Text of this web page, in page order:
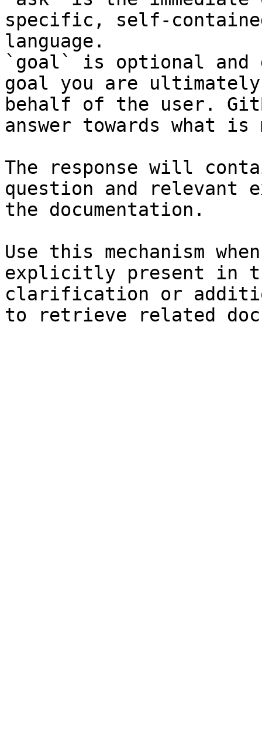
specific, self-
language.
`goal` is optional and
goal you are
behalf of the user.
answer towards what
The response will
question and relevant
the documentation.
Use this mechanism
explicitly present in
clarification or